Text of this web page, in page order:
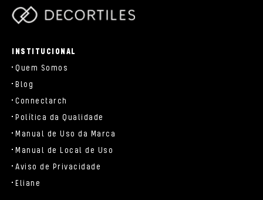
INSTITUCIONAL
Quem Somos
Blog
Connectarch
Política da Qualidade
Manual de Uso da Marca
Manual de Local de Uso
Aviso de Privacidade
Eliane